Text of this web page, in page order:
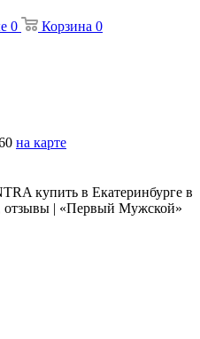
0 Корзина 0
на карте
купить в Екатеринбурге в
отзывы | «Первый Мужской»